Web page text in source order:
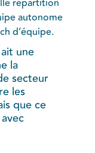
répartition
autonome
d’équipe.
une
la
secteur
les
que ce